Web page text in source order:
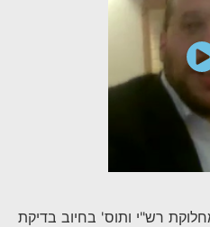
רש"י ותוס' בחיוב בדיקת